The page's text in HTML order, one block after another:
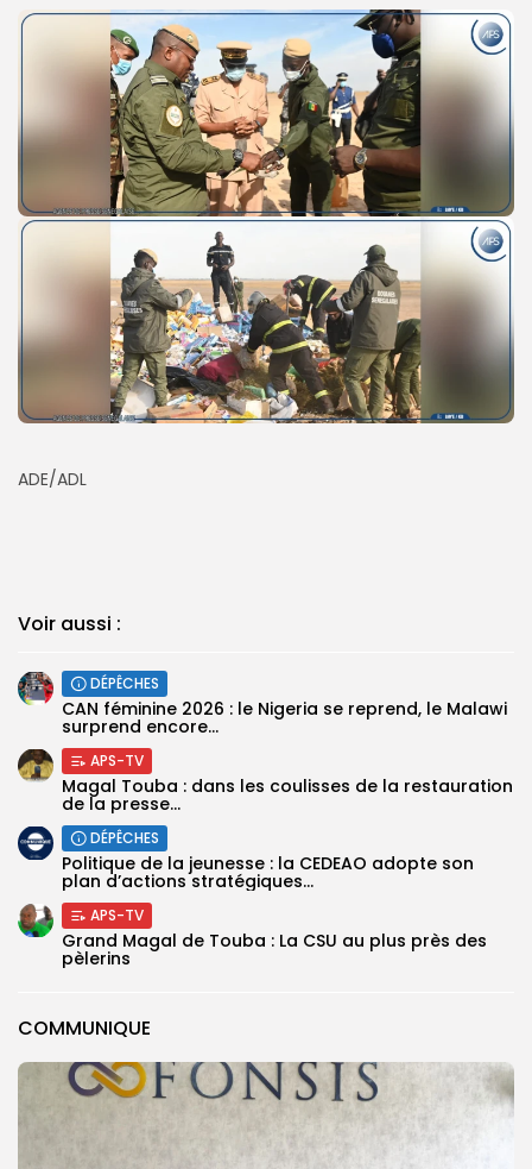
COMMUNIQUE
ADE/ADL
Voir aussi :
DÉPÊCHES
‎CAN féminine 2026 : le Nigeria se reprend, le Malawi
surprend encore...
APS-TV
Magal Touba : dans les coulisses de la restauration
de la presse...
DÉPÊCHES
Politique de la jeunesse : la CEDEAO adopte son
plan d’actions stratégiques...
APS-TV
Grand Magal de Touba : La CSU au plus près des
pèlerins